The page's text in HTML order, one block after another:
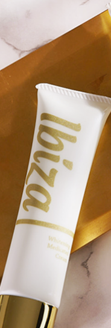
覧
薬用イビサク
Pro薬用イビ
用イビサソープ
薬用イ
薬用イ
ムーバルクリ